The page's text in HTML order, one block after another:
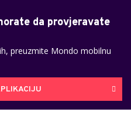
da provjeravate
preuzmite Mondo mobilnu